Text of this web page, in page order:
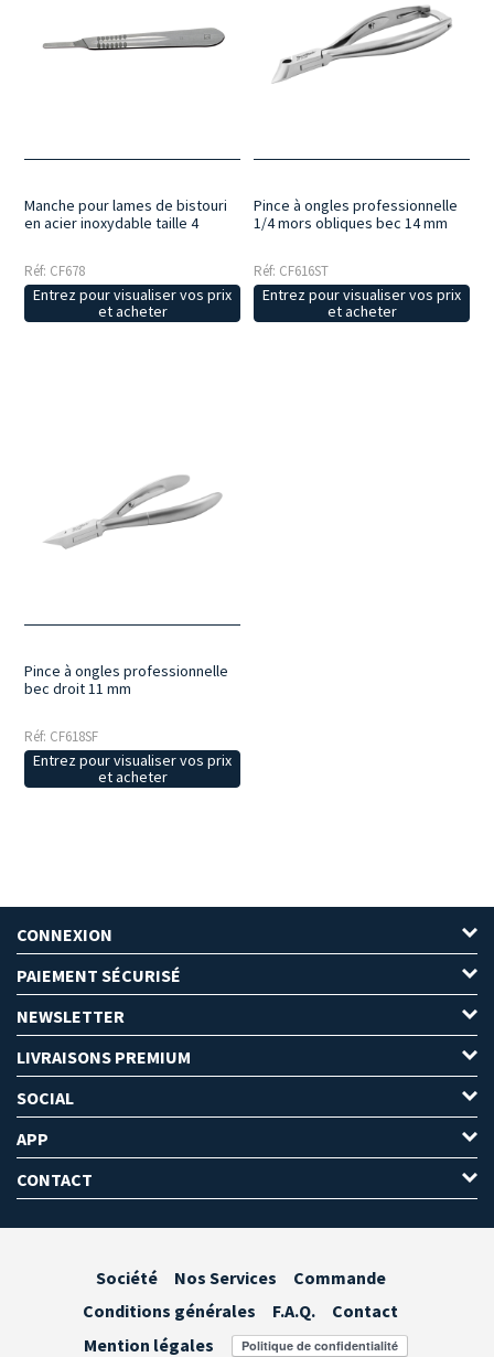
Manche pour lames de bistouri
en acier inoxydable taille 4
Réf: CF678
Entrez pour visualiser vos prix
et acheter
Pince à ongles professionnelle
1/4 mors obliques bec 14 mm
Réf: CF616ST
Entrez pour visualiser vos prix
et acheter
Pince à ongles professionnelle
bec droit 11 mm
Réf: CF618SF
Entrez pour visualiser vos prix
et acheter
CONNEXION
PAIEMENT SÉCURISÉ
NEWSLETTER
LIVRAISONS PREMIUM
SOCIAL
APP
CONTACT
Société Nos Services
Commande
Conditions générales
F.A.Q.
Contact
Mention légales